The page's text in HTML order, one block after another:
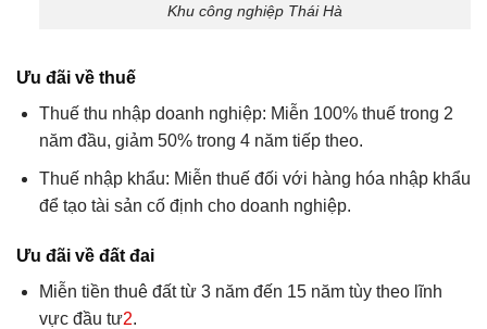
Khu công nghiệp Thái Hà
Ưu đãi về thuế
Thuế thu nhập doanh nghiệp: Miễn 100% thuế trong 2
năm đầu, giảm 50% trong 4 năm tiếp theo.
Thuế nhập khẩu: Miễn thuế đối với hàng hóa nhập khẩu
để tạo tài sản cố định cho doanh nghiệp.
Ưu đãi về đất đai
Miễn tiền thuê đất từ 3 năm đến 15 năm tùy theo lĩnh
vực đầu tư2.